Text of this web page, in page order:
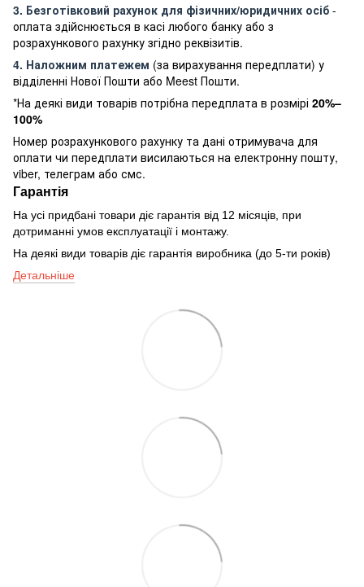
3. Безготівковий рахунок для фізичних/юридичних осіб -
оплата здійснюється в касі любого банку або з
розрахункового рахунку згідно реквізитів.
4. Наложним платежем (за вирахування передплати) у
відділенні Нової Пошти або Meest Пошти.
*На деякі види товарів потрібна передплата в розмірі 20%–
100%
Номер розрахункового рахунку та дані отримувача для
оплати чи передплати висилаються на електронну пошту,
viber, телеграм або смс.
Гарантія
На усі придбані товари діє гарантія від 12 місяців, при
дотриманні умов експлуатації і монтажу.
На деякі види товарів діє гарантія виробника (до 5-ти років)
Детальніше